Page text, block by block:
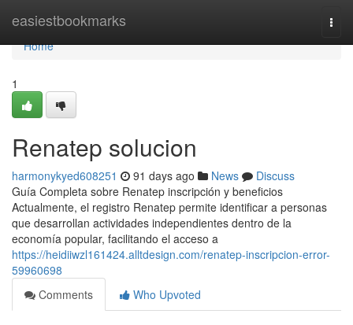
easiestbookmarks
Home
Home
1
Renatep solucion
harmonykyed608251 91 days ago News
Discuss
Guía Completa sobre Renatep inscripción y beneficios
Actualmente, el registro Renatep permite identificar a personas
que desarrollan actividades independientes dentro de la
economía popular, facilitando el acceso a
https://heidiiwzl161424.alltdesign.com/renatep-inscripcion-error-
59960698
Comments
Who Upvoted